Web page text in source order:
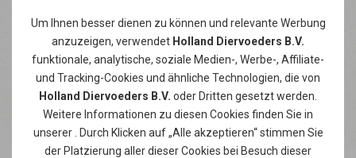
Um Ihnen besser dienen zu können und relevante Werbung
anzuzeigen, verwendet Holland Diervoeders B.V.
funktionale, analytische, soziale Medien-, Werbe-, Affiliate-
und Tracking-Cookies und ähnliche Technologien, die von
Holland Diervoeders B.V. oder Dritten gesetzt werden.
Weitere Informationen zu diesen Cookies finden Sie in
unserer
. Durch Klicken auf „Alle akzeptieren“ stimmen Sie
der Platzierung aller dieser Cookies bei Besuch dieser
HARTE KAU-SNACKS
FÜR VERBLÜFFENDEN
KAUSPASS!
Unser Angebot an harten Kau-Snacks ist sehr
vielfältig! Es gibt 3 verschiedene Kategorien:
- Kaustangen